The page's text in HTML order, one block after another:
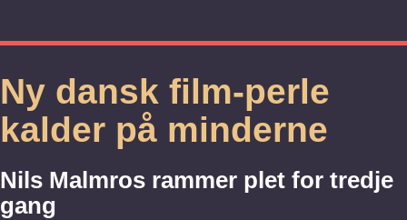
Ny dansk film-perle
kalder på minderne
Nils Malmros rammer plet for tredje
gang